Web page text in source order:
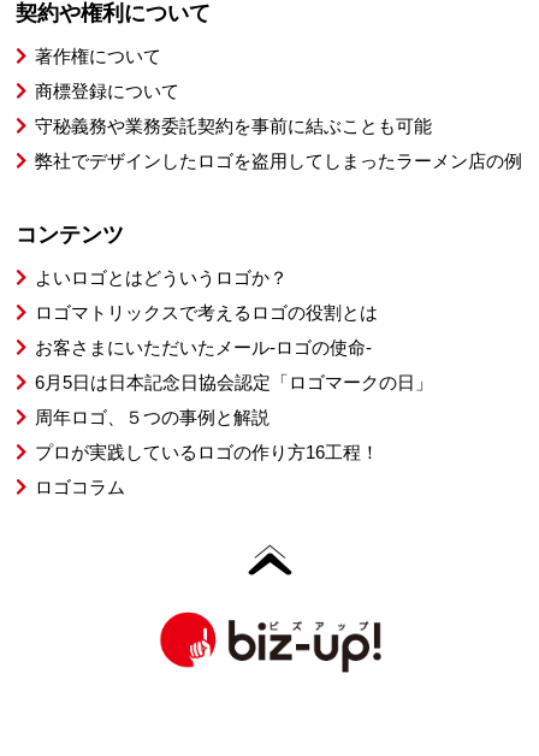
契約や権利について
著作権について
商標登録について
守秘義務や業務委託契約を事前に結ぶことも可能
弊社でデザインしたロゴを盗用してしまったラーメン店の例
コンテンツ
よいロゴとはどういうロゴか？
ロゴマトリックスで考えるロゴの役割とは
お客さまにいただいたメール-ロゴの使命-
6月5日は日本記念日協会認定「ロゴマークの日」
周年ロゴ、５つの事例と解説
プロが実践しているロゴの作り方16工程！
ロゴコラム